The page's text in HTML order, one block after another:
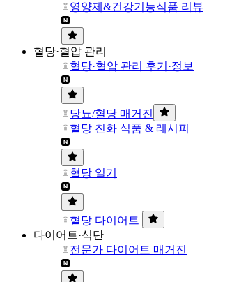
영양제&건강기능식품 리뷰
혈당·혈압 관리
혈당·혈압 관리 후기·정보
당뇨/혈당 매거진
혈당 친화 식품 & 레시피
혈당 일기
혈당 다이어트
다이어트·식단
전문가 다이어트 매거진